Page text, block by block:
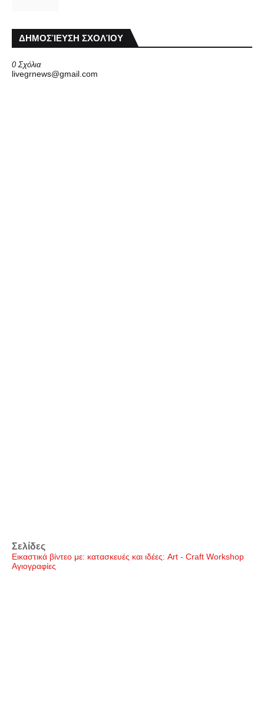
ΔΗΜΟΣΊΕΥΣΗ ΣΧΟΛΊΟΥ
0 Σχόλια
livegrnews@gmail.com
Σελίδες
Εικαστικά βίντεο με: κατασκευές και ιδέες: Art - Craft Workshop
Αγιογραφίες